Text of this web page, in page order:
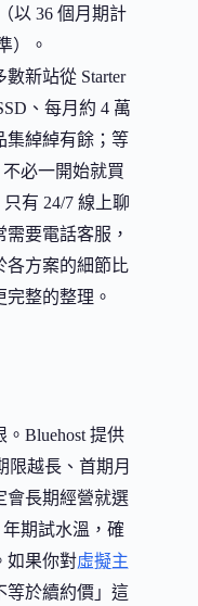
以 36 個月期計
）。
新站從 Starter
、每月約 4 萬
集綽綽有餘；等
必一開始就買
有 24/7 線上聊
要電話客服，
各方案的細節比
完整的整理。
Bluehost 提供
限越長、首期月
會長期經營就選
期試水溫，確
如果你對虛擬主
等於續約價」這